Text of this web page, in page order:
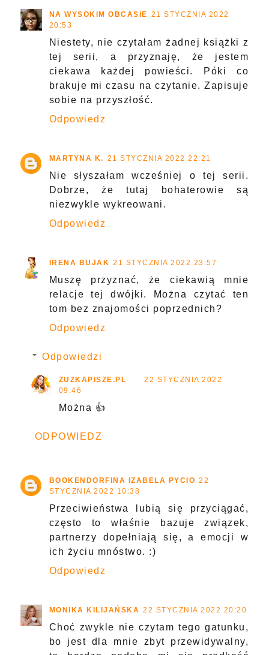
NA WYSOKIM OBCASIE 21 STYCZNIA 2022
20:53
Niestety, nie czytałam żadnej książki z
tej serii, a przyznaję, że jestem
ciekawa każdej powieści. Póki co
brakuje mi czasu na czytanie. Zapisuje
sobie na przyszłość.
Odpowiedz
MARTYNA K. 21 STYCZNIA 2022 22:21
Nie słyszałam wcześniej o tej serii.
Dobrze, że tutaj bohaterowie są
niezwykle wykreowani.
Odpowiedz
IRENA BUJAK 21 STYCZNIA 2022 23:57
Muszę przyznać, że ciekawią mnie
relacje tej dwójki. Można czytać ten
tom bez znajomości poprzednich?
Odpowiedz
Odpowiedzi
ZUZKAPISZE.PL
22 STYCZNIA 2022
09:46
Można 👍
ODPOWIEDZ
BOOKENDORFINA IZABELA PYCIO 22
STYCZNIA 2022 10:38
Przeciwieństwa lubią się przyciągać,
często to właśnie bazuje związek,
partnerzy dopełniają się, a emocji w
ich życiu mnóstwo. :)
Odpowiedz
MONIKA KILIJAŃSKA 22 STYCZNIA 2022 20:20
Choć zwykle nie czytam tego gatunku,
bo jest dla mnie zbyt przewidywalny,